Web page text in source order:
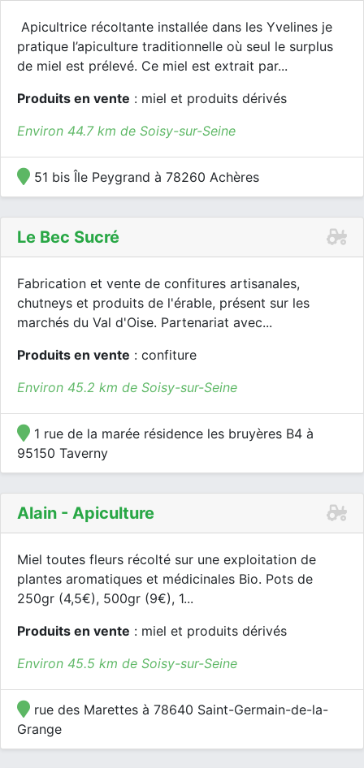
Apicultrice récoltante installée dans les Yvelines je
pratique l’apiculture traditionnelle où seul le surplus
de miel est prélevé. Ce miel est extrait par...
Produits en vente : miel et produits dérivés
Environ 44.7 km de Soisy-sur-Seine
51 bis Île Peygrand à 78260 Achères
Le Bec Sucré
Fabrication et vente de confitures artisanales,
chutneys et produits de l'érable, présent sur les
marchés du Val d'Oise. Partenariat avec...
Produits en vente : confiture
Environ 45.2 km de Soisy-sur-Seine
1 rue de la marée résidence les bruyères B4 à
95150 Taverny
Alain - Apiculture
Miel toutes fleurs récolté sur une exploitation de
plantes aromatiques et médicinales Bio. Pots de
250gr (4,5€), 500gr (9€), 1...
Produits en vente : miel et produits dérivés
Environ 45.5 km de Soisy-sur-Seine
rue des Marettes à 78640 Saint-Germain-de-la-
Grange